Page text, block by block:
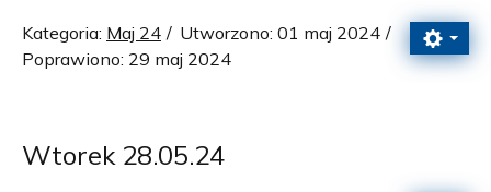
Kategoria: Maj 24
Utworzono: 01 maj 2024
Poprawiono: 29 maj 2024
Wtorek 28.05.24